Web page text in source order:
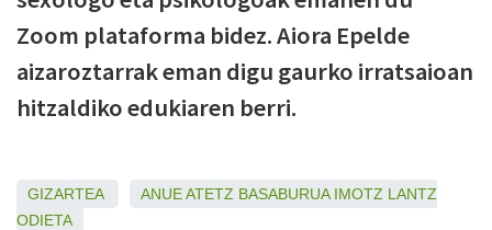
Zoom plataforma bidez. Aiora Epelde
aizaroztarrak eman digu gaurko irratsaioan
hitzaldiko edukiaren berri.
GIZARTEA ANUEATETZ BASABURUA IMOTZ LANTZ
ODIETA